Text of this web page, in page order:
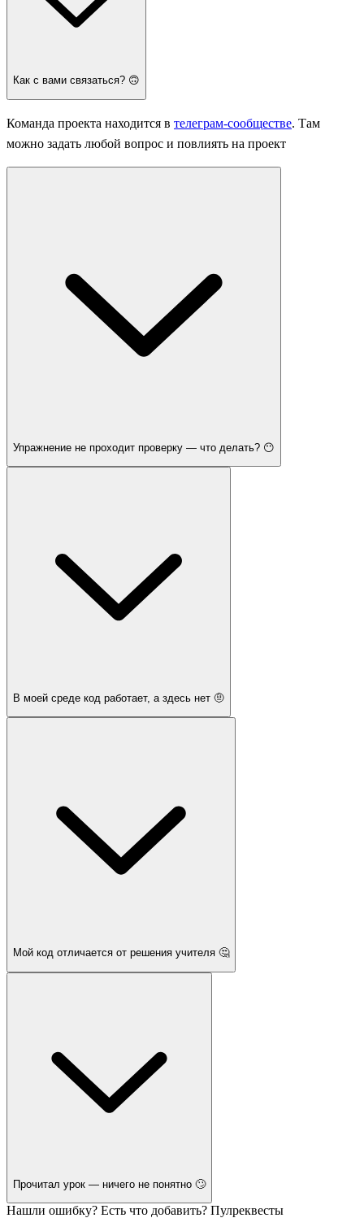
Как с вами связаться? 🙃
Команда проекта находится в телеграм-сообществе. Там
можно задать любой вопрос и повлиять на проект
Упражнение не проходит проверку — что делать? 😶
В моей среде код работает, а здесь нет 🤨
Мой код отличается от решения учителя 🤔
Прочитал урок — ничего не понятно 🙄
Нашли ошибку? Есть что добавить? Пулреквесты